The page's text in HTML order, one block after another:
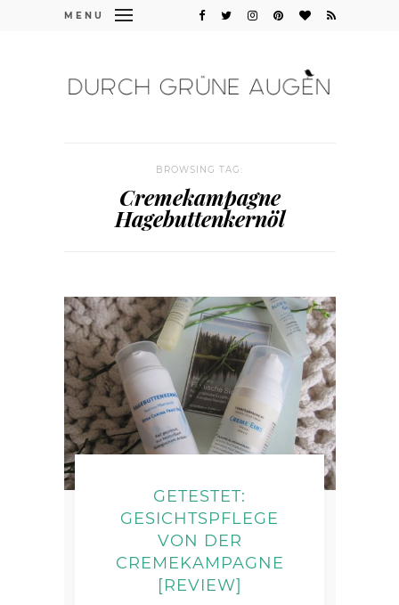
MENU
BROWSING TAG:
Cremekampagne
Hagebuttenkernöl
GETESTET:
GESICHTSPFLEGE
VON DER
CREMEKAMPAGNE
[REVIEW]